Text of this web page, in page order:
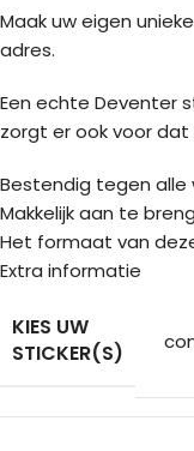
Maak uw eigen
adres.
Een echte Deventer
zorgt er ook voor
Bestendig tegen
Makkelijk aan te
Het formaat van
Extra informatie
KIES UW
STICKER(S)